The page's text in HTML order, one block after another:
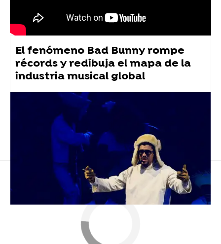
El fenómeno Bad Bunny rompe
récords y redibuja el mapa de la
industria musical global